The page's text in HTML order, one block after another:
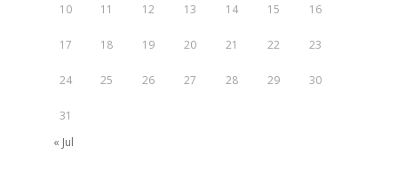
10 11 12 13 14 15 16
17 18 19 20 21 22 23
24 25 26 27 28 29 30
31
« Jul